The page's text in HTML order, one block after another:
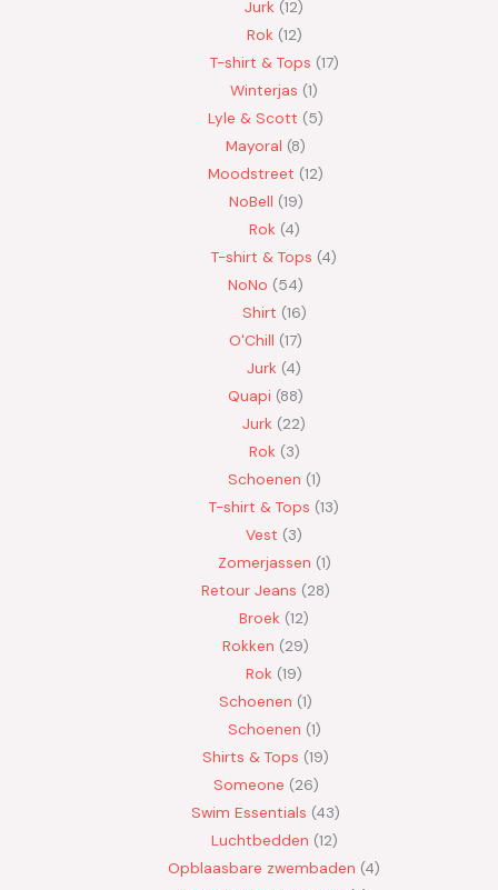
Jurk 12
Rok 12
T-shirt & Tops 17
Winterjas 1
Lyle & Scott
5
Mayoral 8
Moodstreet 12
NoBell 19
Rok 4
T-shirt & Tops 4
NoNo
54
Shirt 16
O'Chill 17
Jurk 4
Quapi 88
Jurk 22
Rok 3
Schoenen 1
T-shirt & Tops 13
Vest
3
Zomerjassen 1
Retour Jeans
28
Broek 12
Rokken
29
Rok 19
Schoenen 1
Schoenen 1
Shirts & Tops 19
Someone 26
Swim Essentials 43
Luchtbedden 12
Opblaasbare zwembaden 4